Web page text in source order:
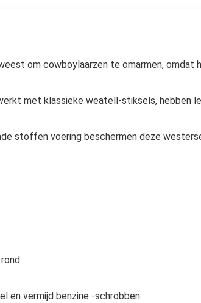
om cowboylaarzen te omarmen, omdat
met klassieke weatell-stiksels, hebben
stoffen voering beschermen deze
en vermijd benzine -schrobben